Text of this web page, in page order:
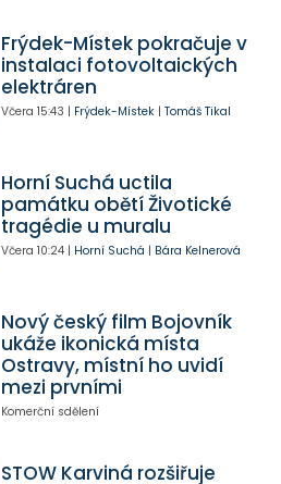
Frýdek-Místek pokračuje v
instalaci fotovoltaických
elektráren
Včera 15:43 | Frýdek-Místek| Tomáš Tikal
Horní Suchá uctila
památku obětí Životické
tragédie u muralu
Včera 10:24| Horní Suchá | Bára Kelnerová
Nový český film Bojovník
ukáže ikonická místa
Ostravy, místní ho uvidí
mezi prvními
Komerční sdělení
STOW Karviná rozšiřuje